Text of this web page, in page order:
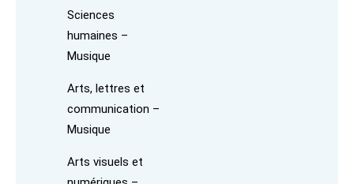
Sciences
humaines –
Musique
Arts, lettres et
communication –
Musique
Arts visuels et